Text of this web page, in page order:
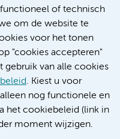
of technisch
om de website te
voor het tonen
"cookies accepteren"
gebruik van alle cookies
. Kiest u voor
nog functionele en
het cookiebeleid (link in
moment wijzigen.